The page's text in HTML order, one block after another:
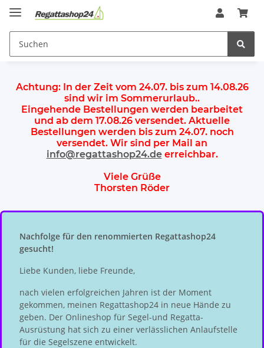
Achtung: In der Zeit vom 24.07. bis zum 14.08.26
sind wir im Sommerurlaub..
Eingehende Bestellungen werden bearbeitet
und ab dem 17.08.26 versendet. Aktuelle
Bestellungen werden bis zum 24.07.noch
versendet. Wir sind per Mail an
info@regattashop24.deerreichbar.
Viele Grüße
Thorsten Röder
Nachfolge für den renommierten Regattashop24
gesucht!
Liebe Kunden, liebe Freunde,
nach vielen erfolgreichen Jahren ist der Moment
gekommen, meinen Regattashop24 in neue Hände zu
geben. Der Onlineshop für Segel-und Regatta-
Ausrüstung hat sich zu einer verlässlichen Anlaufstelle
für die Segelszene entwickelt.